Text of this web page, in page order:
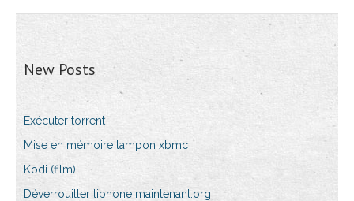
New Posts
Exécuter torrent
Mise en mémoire tampon xbmc
Kodi (film)
Déverrouiller liphone maintenant.org